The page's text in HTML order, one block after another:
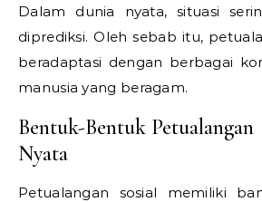
Dalam dunia nyata, situasi
diprediksi. Oleh sebab itu,
beradaptasi dengan berbagai
manusia yang beragam.
Bentuk-Bentuk
Nyata
Petualangan sosial memiliki